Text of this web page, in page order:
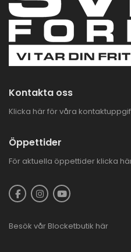
Kontakta oss
Klicka här för våra
Öppettider
För aktuella öppettider klicka
Besök vår Blocketbutik här